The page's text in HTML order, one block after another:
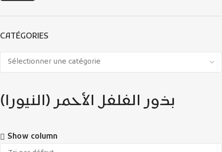
CATÉGORIES
بذور الفلفل الأحمر (النيورا)
Show column